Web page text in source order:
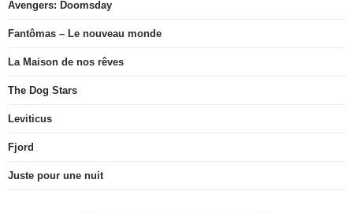
Avengers: Doomsday
Fantômas – Le nouveau monde
La Maison de nos rêves
The Dog Stars
Leviticus
Fjord
Juste pour une nuit